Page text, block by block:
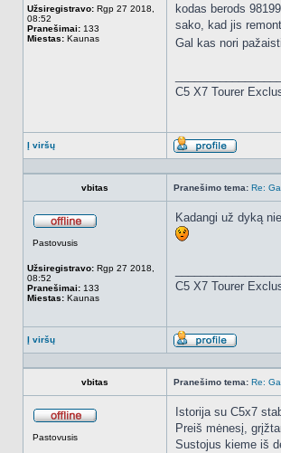
Užsiregistravo: Rgp 27 2018,
08:52
Pranešimai: 133
Miestas: Kaunas
kodas berods
sako, kad jis
Gal kas nori
C5 X7 Tourer
Į viršų
vbitas
Pranešimo tema: Re:
Pastovusis
Užsiregistravo: Rgp 27 2018,
08:52
Pranešimai: 133
Miestas: Kaunas
Kadangi už dyką
C5 X7 Tourer
Į viršų
vbitas
Pranešimo tema: Re:
Pastovusis
Istorija su C5x7
Preiš mėnesį,
Sustojus kieme iš